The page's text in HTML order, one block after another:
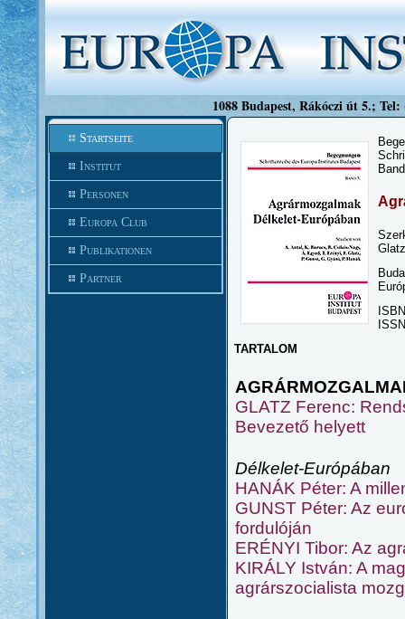
1088 Budapest, Rákóczi út 5.;
Startseite
Institut
Personen
Europa Club
Publikationen
Partner
ISBN
ISSN
TARTALOM
GLATZ Ferenc:
Bevezető helyett
Délkelet-Európában
HANÁK Péter: A
GUNST Péter: Az
fordulóján
ERÉNYI Tibor: Az
KIRÁLY István: A
agrárszocialista